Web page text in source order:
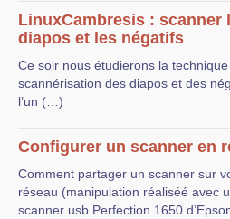
Les antennes
LinuxCambresis : scanner
diapos et les négatifs
Ce soir nous étudierons la technique
scannérisation des diapos et des
l’un (…)
Configurer un scanner en
Comment partager un scanner sur
réseau (manipulation réaliséé avec
scanner usb Perfection 1650